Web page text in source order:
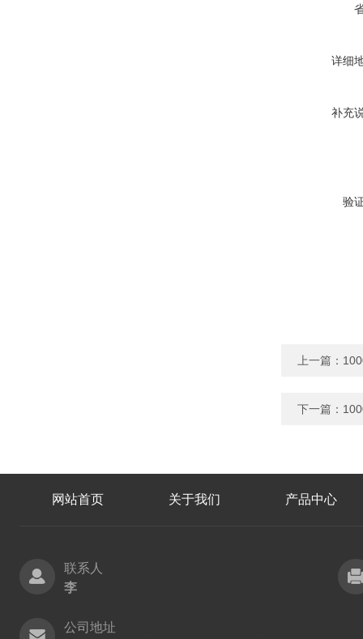
详细
补充
验
上一篇：
下一篇：
网站首页 关于我们 产品中心
联系人
李
公司地址